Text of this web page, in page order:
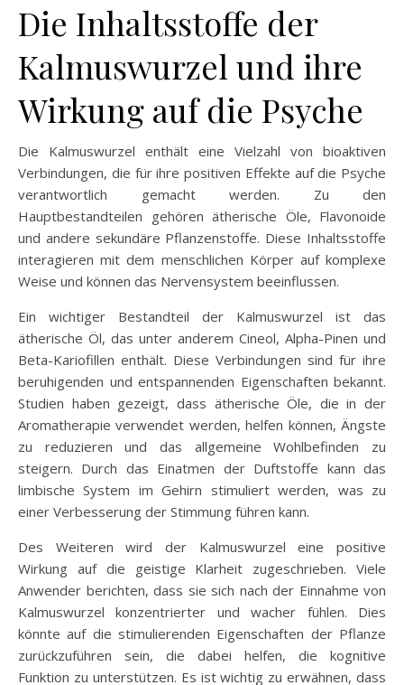
Die Inhaltsstoffe der
Kalmuswurzel und ihre
Wirkung auf die Psyche
Die Kalmuswurzel enthält eine Vielzahl von bioaktiven
Verbindungen, die für ihre positiven Effekte auf die Psyche
verantwortlich gemacht werden. Zu den
Hauptbestandteilen gehören ätherische Öle, Flavonoide
und andere sekundäre Pflanzenstoffe. Diese Inhaltsstoffe
interagieren mit dem menschlichen Körper auf komplexe
Weise und können das Nervensystem beeinflussen.
Ein wichtiger Bestandteil der Kalmuswurzel ist das
ätherische Öl, das unter anderem Cineol, Alpha-Pinen und
Beta-Kariofillen enthält. Diese Verbindungen sind für ihre
beruhigenden und entspannenden Eigenschaften bekannt.
Studien haben gezeigt, dass ätherische Öle, die in der
Aromatherapie verwendet werden, helfen können, Ängste
zu reduzieren und das allgemeine Wohlbefinden zu
steigern. Durch das Einatmen der Duftstoffe kann das
limbische System im Gehirn stimuliert werden, was zu
einer Verbesserung der Stimmung führen kann.
Des Weiteren wird der Kalmuswurzel eine positive
Wirkung auf die geistige Klarheit zugeschrieben. Viele
Anwender berichten, dass sie sich nach der Einnahme von
Kalmuswurzel konzentrierter und wacher fühlen. Dies
könnte auf die stimulierenden Eigenschaften der Pflanze
zurückzuführen sein, die dabei helfen, die kognitive
Funktion zu unterstützen. Es ist wichtig zu erwähnen, dass